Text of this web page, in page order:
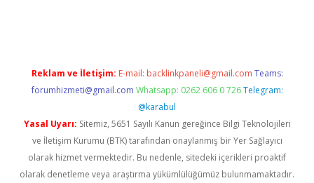
Reklam ve İletişim: E-mail: backlinkpaneli@gmail.com Teams:
forumhizmeti@gmail.com Whatsapp: 0262 606 0 726 Telegram:
@karabul
Yasal Uyarı: Sitemiz, 5651 Sayılı Kanun gereğince Bilgi Teknolojileri
ve İletişim Kurumu (BTK) tarafından onaylanmış bir Yer Sağlayıcı
olarak hizmet vermektedir. Bu nedenle, sitedeki içerikleri proaktif
olarak denetleme veya araştırma yükümlülüğümüz bulunmamaktadır.